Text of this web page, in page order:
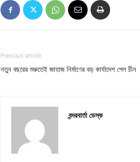
Previous article
নতুন বছরের শুরুতেই জাহাজ নির্মাণের বড় কার্যাদেশ পেল চীন
বন্দরবার্তা ডেস্ক